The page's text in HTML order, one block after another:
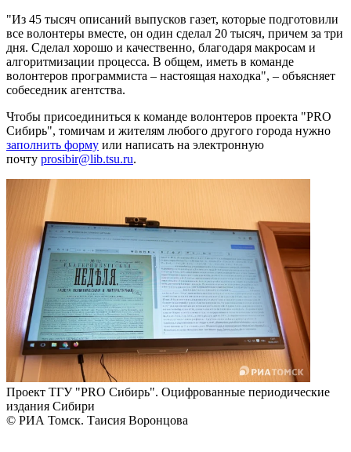
"Из 45 тысяч описаний выпусков газет, которые подготовили
все волонтеры вместе, он один сделал 20 тысяч, причем за три
дня. Сделал хорошо и качественно, благодаря макросам и
алгоритмизации процесса. В общем, иметь в команде
волонтеров программиста – настоящая находка", – объясняет
собеседник агентства.
Чтобы присоединиться к команде волонтеров проекта "PRO
Сибирь", томичам и жителям любого другого города нужно
заполнить форму или написать на электронную
почту prosibir@lib.tsu.ru.
Проект ТГУ "PRO Сибирь". Оцифрованные периодические
издания Сибири
© РИА Томск. Таисия Воронцова